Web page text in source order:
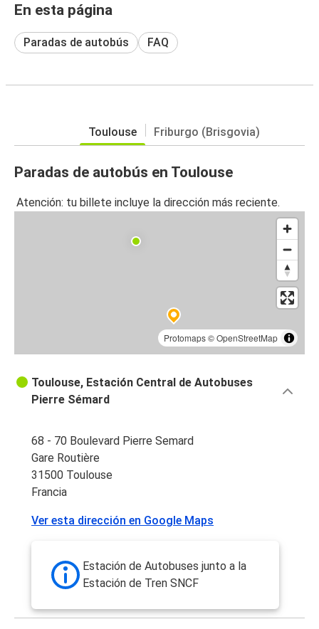
En esta página
Paradas de autobús FAQ
Toulouse Friburgo (Brisgovia)
Paradas de autobús en Toulouse
Atención: tu billete incluye la dirección más reciente.
Protomaps©OpenStreetMap
Toulouse, Estación Central de Autobuses
Pierre Sémard
68 - 70 Boulevard Pierre Semard
Gare Routière
31500 Toulouse
Francia
Ver esta dirección en Google Maps
Estación de Autobuses junto a la
Estación de Tren SNCF